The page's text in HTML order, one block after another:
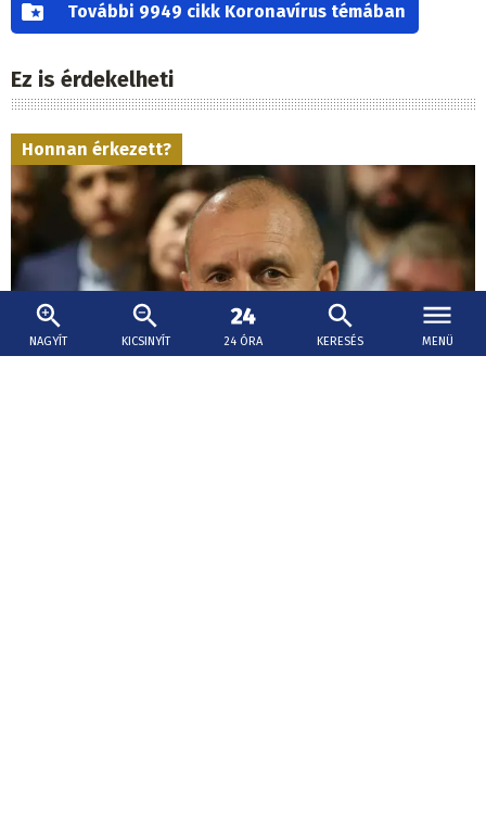
NAGYÍT KICSINYÍT 24 ÓRA KERESÉS MENÜ
További 9949 cikk Koronavírus témában
Ez is érdekelheti
Honnan érkezett?